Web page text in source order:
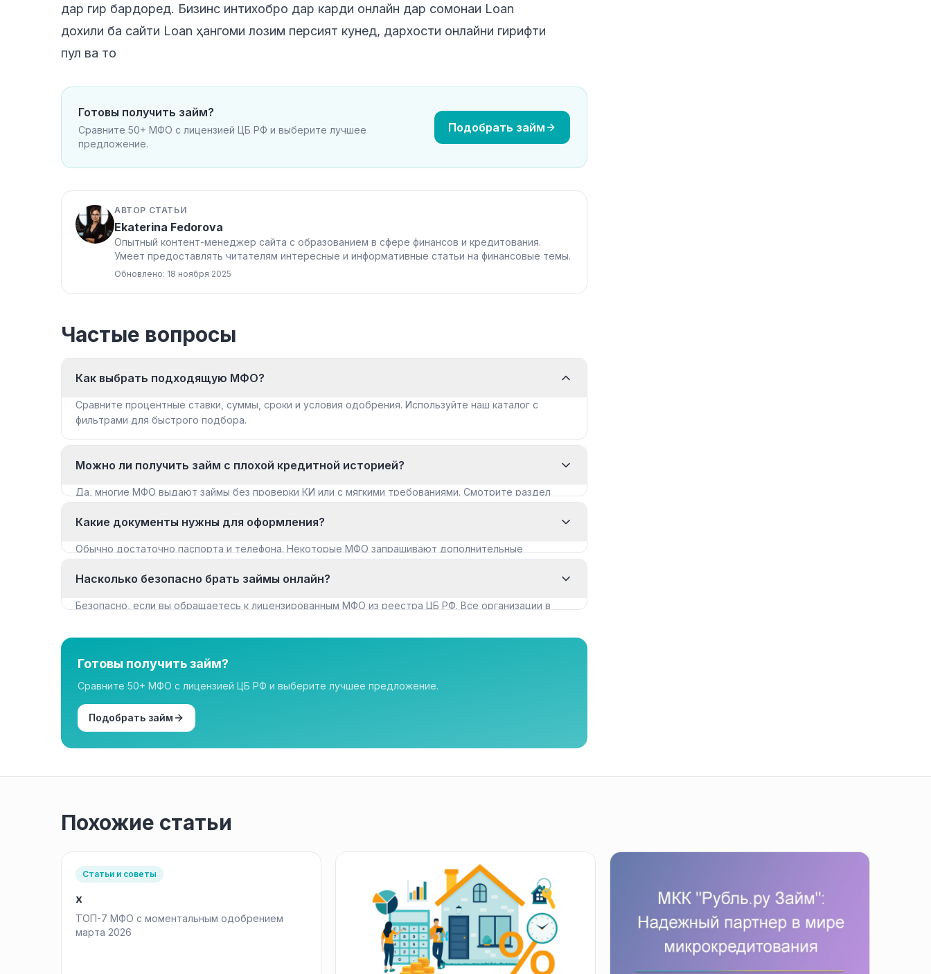
дар гир бардоред. Бизинс интихобро дар карди онлайн дар сомонаи Loan
дохили ба сайти Loan ҳангоми лозим персият кунед, дархости онлайни гирифти
пул ва то
Готовы получить займ?
Сравните 50+ МФО с лицензией ЦБ РФ и выберите лучшее
предложение.
Подобрать займ
АВТОР СТАТЬИ
Ekaterina Fedorova
Опытный контент-менеджер сайта с образованием в сфере финансов и кредитования.
Умеет предоставлять читателям интересные и информативные статьи на финансовые темы.
Обновлено: 18 ноября 2025
Частые вопросы
Как выбрать подходящую МФО?
Сравните процентные ставки, суммы, сроки и условия одобрения. Используйте наш каталог с
фильтрами для быстрого подбора.
Можно ли получить займ с плохой кредитной историей?
Да, многие МФО выдают займы без проверки КИ или с мягкими требованиями. Смотрите раздел
Какие документы нужны для оформления?
Обычно достаточно паспорта и телефона. Некоторые МФО запрашивают дополнительные
Насколько безопасно брать займы онлайн?
Безопасно, если вы обращаетесь к лицензированным МФО из реестра ЦБ РФ. Все организации в
Готовы получить займ?
Сравните 50+ МФО с лицензией ЦБ РФ и выберите лучшее предложение.
Подобрать займ
Похожие статьи
Статьи и советы
x
ТОП-7 МФО с моментальным одобрением
марта 2026